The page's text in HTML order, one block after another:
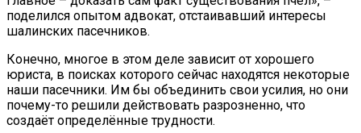
поделился опытом адвокат, отстаивавший интересы
шалинских пасечников.
Конечно, многое в этом деле зависит от хорошего
юриста, в поисках которого сейчас находятся некоторые
наши пасечники. Им бы объединить свои усилия, но они
почему-то решили действовать разрозненно, что
создаёт определённые трудности.